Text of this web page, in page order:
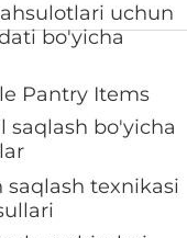
uchun
bo'yicha
Pantry Items
saqlash bo'yicha
saqlash texnikasi